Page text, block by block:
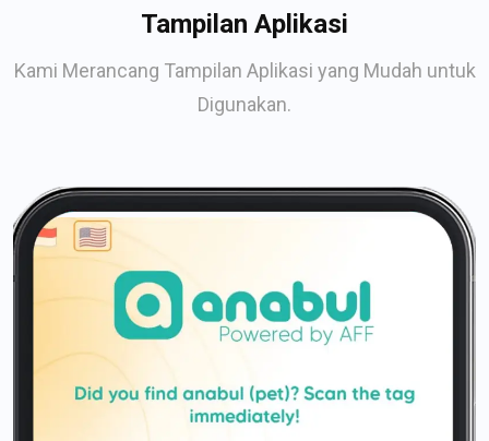
Tampilan Aplikasi
Kami Merancang Tampilan Aplikasi yang Mudah untuk
Digunakan.